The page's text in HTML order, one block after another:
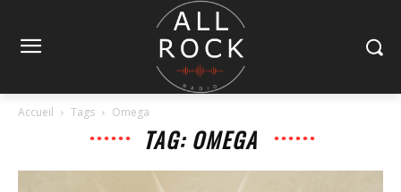
Accueil Tags Omega
TAG: OMEGA